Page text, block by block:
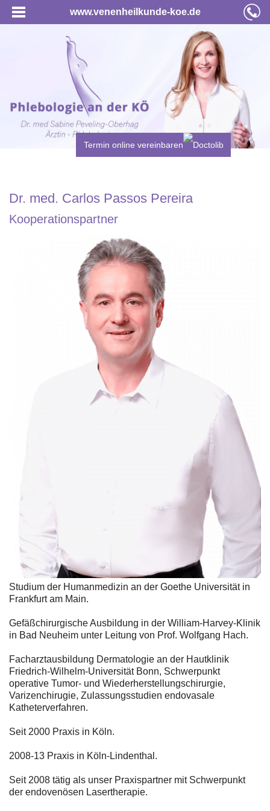
www.venenheilkunde-koe.de
Termin online vereinbaren
Dr. med. Carlos Passos Pereira
Kooperationspartner
Studium der Humanmedizin an der Goethe Universität in
Frankfurt am Main.
Gefäßchirurgische Ausbildung in der William-Harvey-Klinik
in Bad Neuheim unter Leitung von Prof. Wolfgang Hach.
Facharztausbildung Dermatologie an der Hautklinik
Friedrich-Wilhelm-Universität Bonn, Schwerpunkt
operative Tumor- und Wiederherstellungschirurgie,
Varizenchirugie, Zulassungsstudien endovasale
Katheterverfahren.
Seit 2000 Praxis in Köln.
2008-13 Praxis in Köln-Lindenthal.
Seit 2008 tätig als unser Praxispartner mit Schwerpunkt
der endovenösen Lasertherapie.